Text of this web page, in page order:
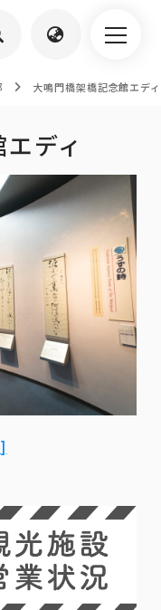
大鳴門橋架橋記念館エディ
ディ